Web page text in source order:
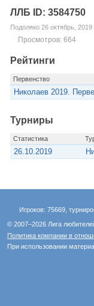
ЛЛБ ID: 3584750
Подоляко 26 октябрь, 2019
Просмотров: 664
Рейтинги
Первенство
Николаев 2019.
Турниры
Статистика
26.10.2019
Игроков: 75669,
© 2007–2026 Лига
Политика компании в
При использовании